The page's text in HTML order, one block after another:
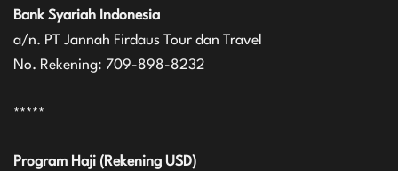
Bank Syariah Indonesia
a/n. PT Jannah Firdaus Tour dan Travel
No. Rekening: 709-898-8232
*****
Program Haji (Rekening USD)